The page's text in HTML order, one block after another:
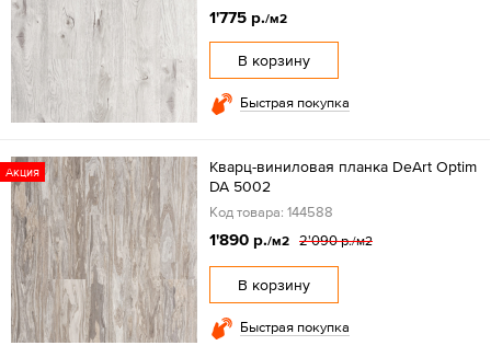
1'775 р./м2
В корзину
Быстрая покупка
Акция
Кварц-виниловая планка DeArt Optim
DA 5002
Код товара: 144588
1'890 р./м2 2'090 р./м2
В корзину
Быстрая покупка